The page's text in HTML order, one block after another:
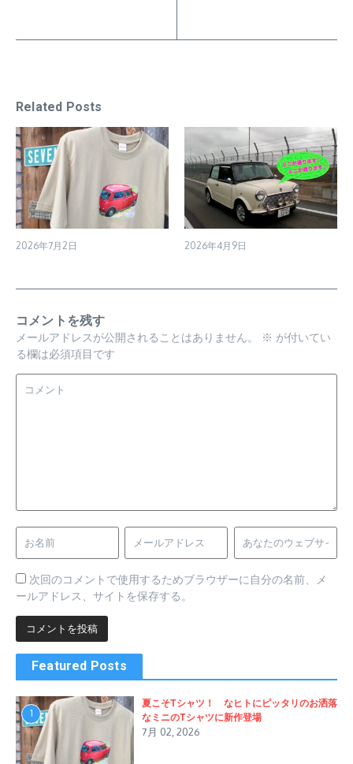
Related Posts
2026年7月2日 2026年4月9日
コメントを残す
メールアドレスが公開されることはありません。 ※ が付いてい
る欄は必須項目です
次回のコメントで使用するためブラウザーに自分の名前、メ
ールアドレス、サイトを保存する。
Featured Posts
1
夏こそTシャツ！ なヒトにピッタリのお洒落
なミニのTシャツに新作登場
7月 02, 2026